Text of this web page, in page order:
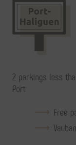
2 parkings less
Port.
Free